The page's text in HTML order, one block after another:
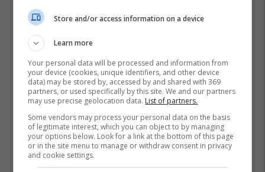
Store and/or access information on a device
Learn more
Your personal data will be processed and information from
your device (cookies, unique identifiers, and other device
data) may be stored by, accessed by and shared with 369
partners, or used specifically by this site. We and our partners
may use precise geolocation data. List of partners.
Some vendors may process your personal data on the basis
of legitimate interest, which you can object to by managing
your options below. Look for a link at the bottom of this page
or in the site menu to manage or withdraw consent in privacy
and cookie settings.